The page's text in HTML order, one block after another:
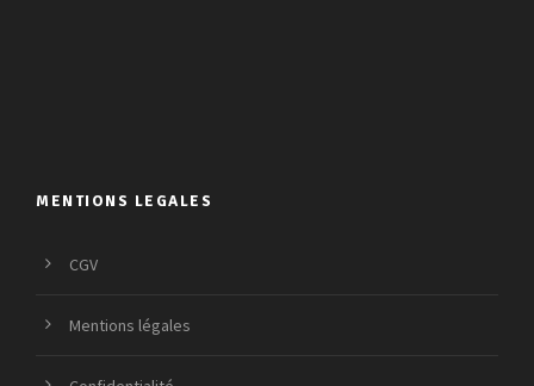
MENTIONS LEGALES
CGV
Mentions légales